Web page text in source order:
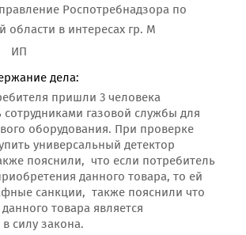
Роспотребнадзора по
области в интересах гр. М
ИП
дела:
пришли 3 человека
сотрудниками газовой службы для
оборудования. При проверке
универсальный детектор
пояснили, что если потребитель
данного товара, то ей
санкции, также пояснили что
товара является
силу закона.